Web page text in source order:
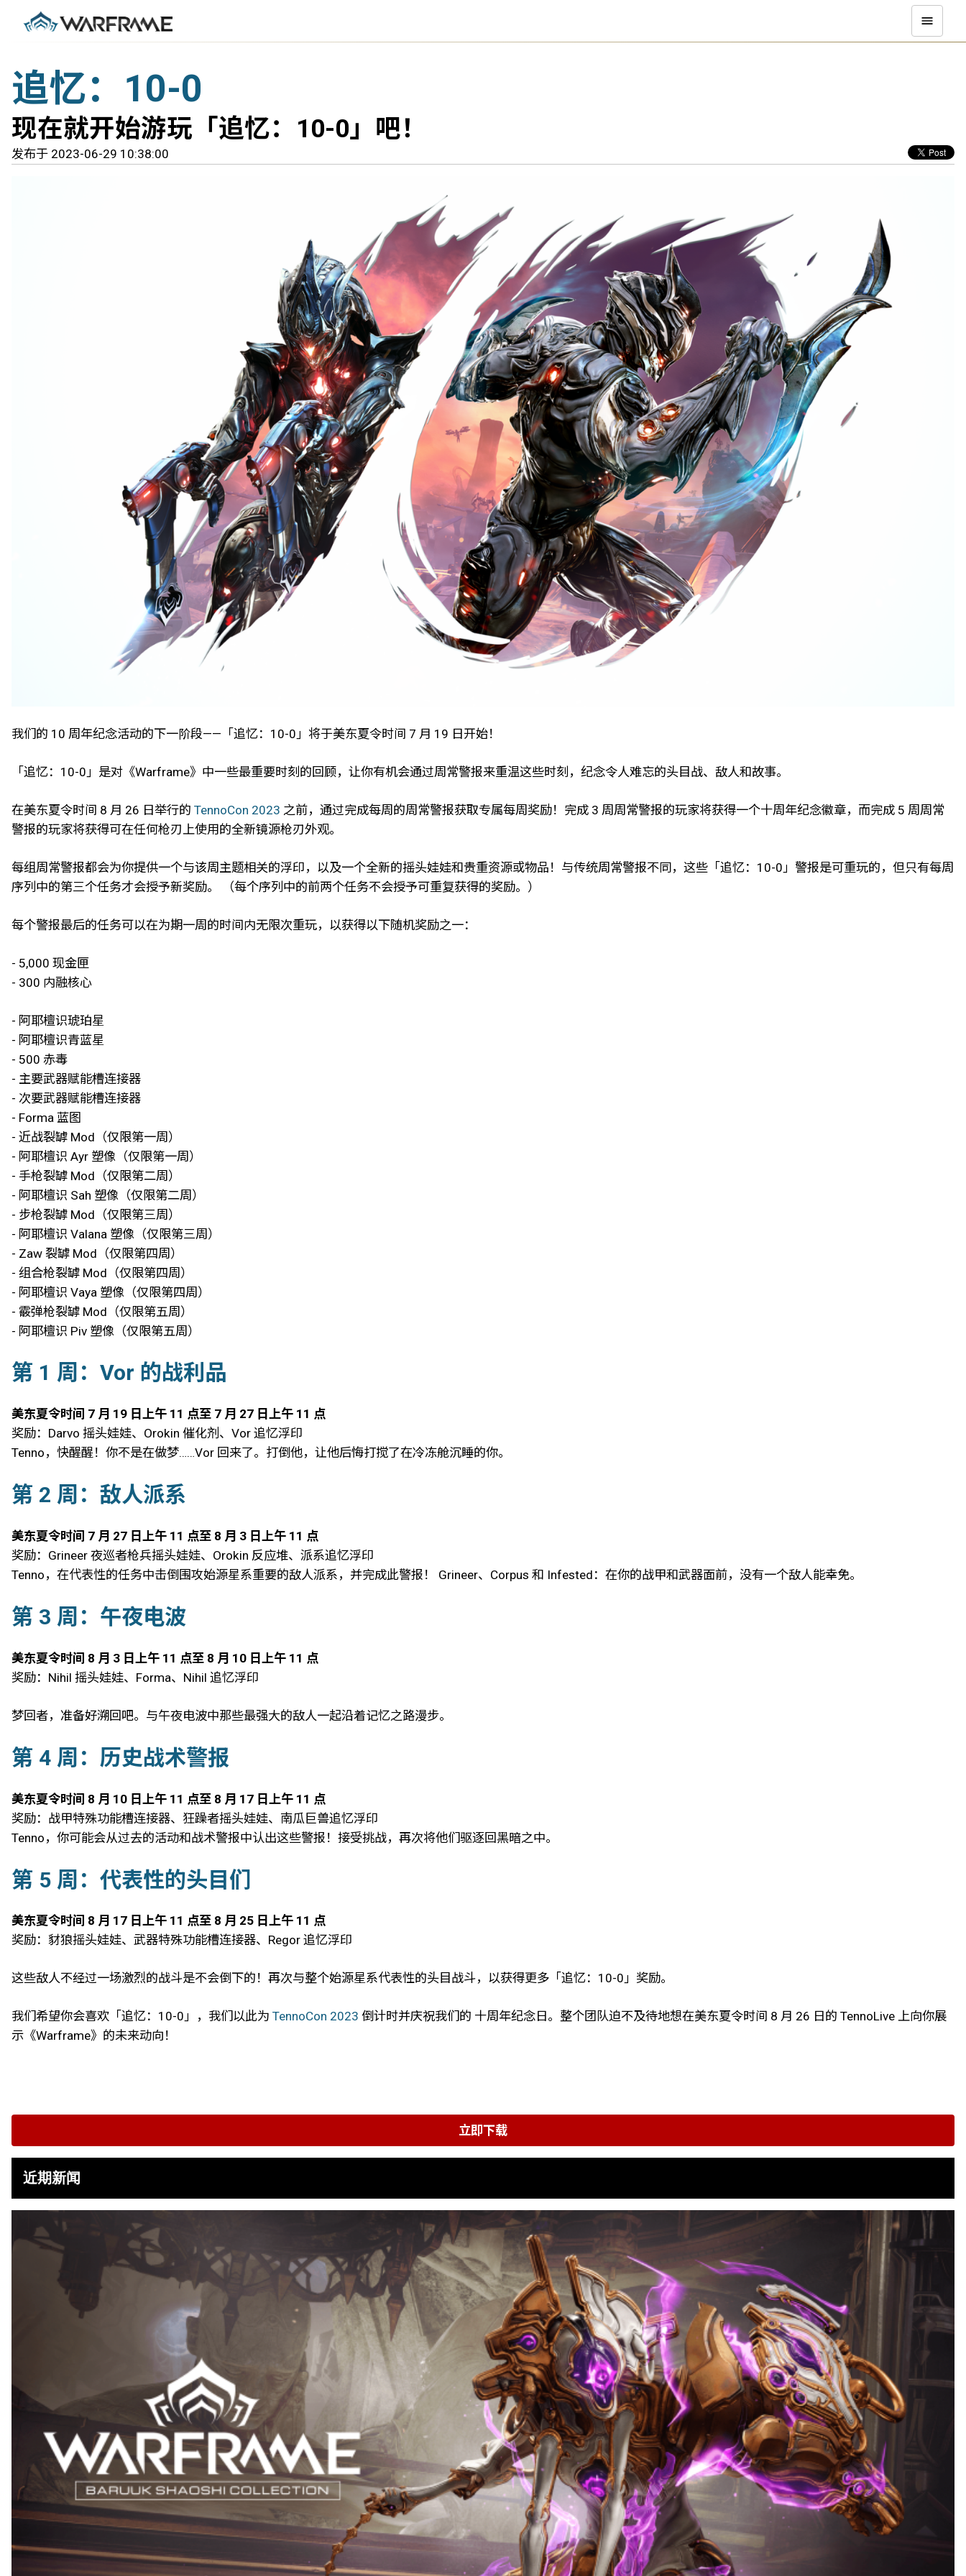
追忆：10-0
现在就开始游玩「追忆：10-0」吧！
发布于 2023-06-29 10:38:00
我们的 10 周年纪念活动的下一阶段——「追忆：10-0」将于美东夏令时间 7 月 19 日开始！
「追忆：10-0」是对《Warframe》中一些最重要时刻的回顾，让你有机会通过周常警报来重温这些时刻，纪念令人难忘的头目战、敌人和故事。
在美东夏令时间 8 月 26 日举行的 TennoCon 2023 之前，通过完成每周的周常警报获取专属每周奖励！完成 3 周周常警报的玩家将获得一个十周年纪念徽章，而完成 5 周周常
警报的玩家将获得可在任何枪刃上使用的全新镜源枪刃外观。
每组周常警报都会为你提供一个与该周主题相关的浮印，以及一个全新的摇头娃娃和贵重资源或物品！与传统周常警报不同，这些「追忆：10-0」警报是可重玩的，但只有每周
序列中的第三个任务才会授予新奖励。 （每个序列中的前两个任务不会授予可重复获得的奖励。）
每个警报最后的任务可以在为期一周的时间内无限次重玩，以获得以下随机奖励之一：
- 5,000 现金匣
- 300 内融核心
- 阿耶檀识琥珀星
- 阿耶檀识青蓝星
- 500 赤毒
- 主要武器赋能槽连接器
- 次要武器赋能槽连接器
- Forma 蓝图
- 近战裂罅 Mod（仅限第一周）
- 阿耶檀识 Ayr 塑像（仅限第一周）
- 手枪裂罅 Mod（仅限第二周）
- 阿耶檀识 Sah 塑像（仅限第二周）
- 步枪裂罅 Mod（仅限第三周）
- 阿耶檀识 Valana 塑像（仅限第三周）
- Zaw 裂罅 Mod（仅限第四周）
- 组合枪裂罅 Mod（仅限第四周）
- 阿耶檀识 Vaya 塑像（仅限第四周）
- 霰弹枪裂罅 Mod（仅限第五周）
- 阿耶檀识 Piv 塑像（仅限第五周）
第 1 周：Vor 的战利品
美东夏令时间 7 月 19 日上午 11 点至 7 月 27 日上午 11 点
奖励：Darvo 摇头娃娃、Orokin 催化剂、Vor 追忆浮印
Tenno，快醒醒！你不是在做梦……Vor 回来了。打倒他，让他后悔打搅了在冷冻舱沉睡的你。
第 2 周：敌人派系
美东夏令时间 7 月 27 日上午 11 点至 8 月 3 日上午 11 点
奖励：Grineer 夜巡者枪兵摇头娃娃、Orokin 反应堆、派系追忆浮印
Tenno，在代表性的任务中击倒围攻始源星系重要的敌人派系，并完成此警报！ Grineer、Corpus 和 Infested：在你的战甲和武器面前，没有一个敌人能幸免。
第 3 周：午夜电波
美东夏令时间 8 月 3 日上午 11 点至 8 月 10 日上午 11 点
奖励：Nihil 摇头娃娃、Forma、Nihil 追忆浮印
梦回者，准备好溯回吧。与午夜电波中那些最强大的敌人一起沿着记忆之路漫步。
第 4 周：历史战术警报
美东夏令时间 8 月 10 日上午 11 点至 8 月 17 日上午 11 点
奖励：战甲特殊功能槽连接器、狂躁者摇头娃娃、南瓜巨兽追忆浮印
Tenno，你可能会从过去的活动和战术警报中认出这些警报！接受挑战，再次将他们驱逐回黑暗之中。
第 5 周：代表性的头目们
美东夏令时间 8 月 17 日上午 11 点至 8 月 25 日上午 11 点
奖励：豺狼摇头娃娃、武器特殊功能槽连接器、Regor 追忆浮印
这些敌人不经过一场激烈的战斗是不会倒下的！再次与整个始源星系代表性的头目战斗，以获得更多「追忆：10-0」奖励。
我们希望你会喜欢「追忆：10-0」，我们以此为 TennoCon 2023 倒计时并庆祝我们的 十周年纪念日。整个团队迫不及待地想在美东夏令时间 8 月 26 日的 TennoLive 上向你展
示《Warframe》的未来动向！
立即下载
近期新闻